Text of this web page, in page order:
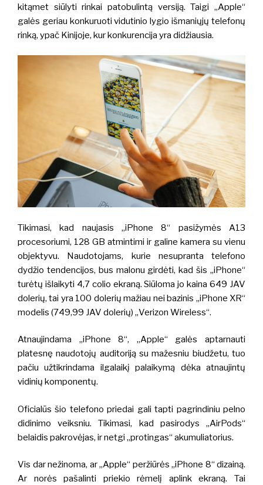
kitąmet siūlyti rinkai patobulintą versiją. Taigi „Apple“
galės geriau konkuruoti vidutinio lygio išmaniųjų telefonų
rinką, ypač Kinijoje, kur konkurencija yra didžiausia.
Tikimasi, kad naujasis „iPhone 8“ pasižymės A13
procesoriumi, 128 GB atmintimi ir galine kamera su vienu
objektyvu. Naudotojams, kurie nesupranta telefono
dydžio tendencijos, bus malonu girdėti, kad šis „iPhone“
turėtų išlaikyti 4,7 colio ekraną. Siūloma jo kaina 649 JAV
dolerių, tai yra 100 dolerių mažiau nei bazinis „iPhone XR“
modelis (749,99 JAV dolerių) „Verizon Wireless“.
Atnaujindama „iPhone 8“, „Apple“ galės aptarnauti
platesnę naudotojų auditoriją su mažesniu biudžetu, tuo
pačiu užtikrindama ilgalaikį palaikymą dėka atnaujintų
vidinių komponentų.
Oficialūs šio telefono priedai gali tapti pagrindiniu pelno
didinimo veiksniu. Tikimasi, kad pasirodys „AirPods“
belaidis pakrovėjas, ir netgi „protingas“ akumuliatorius.
Vis dar nežinoma, ar „Apple“ peržiūrės „iPhone 8“ dizainą.
Ar norės pašalinti priekio rėmelį aplink ekraną. Tai